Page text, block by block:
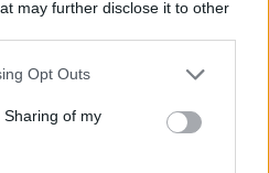
may further disclose it to other
Opt Outs
of my